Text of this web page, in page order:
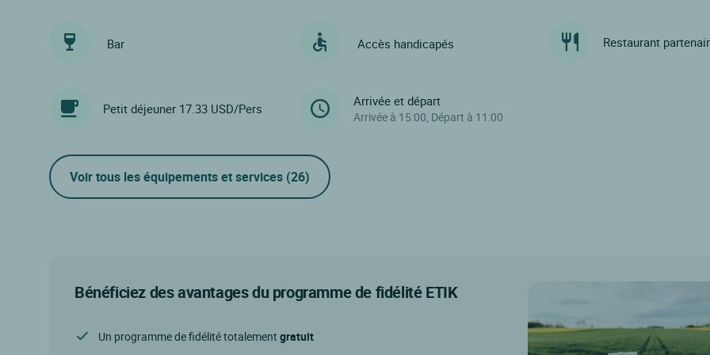
Bar Accès handicapés Restaurant
Petit déjeuner 17.33 USD/Pers Arrivée et départ
Arrivée à 15:00, Départ à 11:00
Voir tous les équipements et services (26)
Bénéficiez des avantages du programme de fidélité ETIK
Un programme de fidélité totalement gratuit